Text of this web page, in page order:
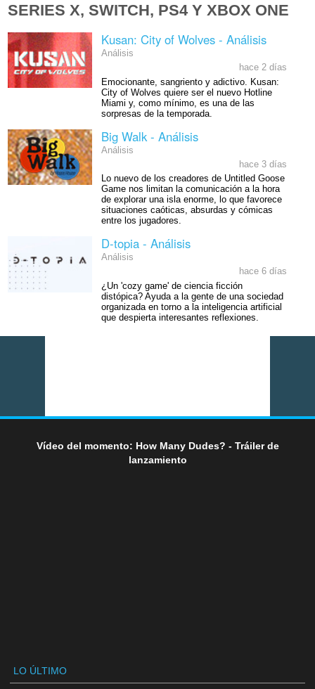
SERIES X, SWITCH, PS4 Y XBOX ONE
Kusan: City of Wolves - Análisis
Análisis
hace 2 días
Emocionante, sangriento y adictivo. Kusan:
City of Wolves quiere ser el nuevo Hotline
Miami y, como mínimo, es una de las
sorpresas de la temporada.
Big Walk - Análisis
Análisis
hace 3 días
Lo nuevo de los creadores de Untitled Goose
Game nos limitan la comunicación a la hora
de explorar una isla enorme, lo que favorece
situaciones caóticas, absurdas y cómicas
entre los jugadores.
D-topia - Análisis
Análisis
hace 6 días
¿Un 'cozy game' de ciencia ficción
distópica? Ayuda a la gente de una sociedad
organizada en torno a la inteligencia artificial
que despierta interesantes reflexiones.
Vídeo del momento: How Many Dudes? - Tráiler de
lanzamiento
LO ÚLTIMO